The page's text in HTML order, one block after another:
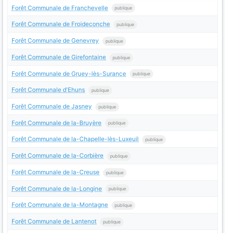
Forêt Communale de Franchevelle publique
Forêt Communale de Froideconche publique
Forêt Communale de Genevrey publique
Forêt Communale de Girefontaine publique
Forêt Communale de Gruey-lès-Surance publique
Forêt Communale d'Ehuns publique
Forêt Communale de Jasney publique
Forêt Communale de la-Bruyère publique
Forêt Communale de la-Chapelle-lès-Luxeuil publique
Forêt Communale de la-Corbière publique
Forêt Communale de la-Creuse publique
Forêt Communale de la-Longine publique
Forêt Communale de la-Montagne publique
Forêt Communale de Lantenot publique